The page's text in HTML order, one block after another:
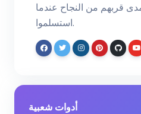
قربهم من النجاح عندما
استسلموا.
أدوات شعبية